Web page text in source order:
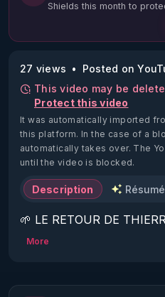
Shields this month to
27 views
Posted on
This video may be
Protect this video
It was automatically imported
this platform. In the case of a
automatically takes over. The
until the video is blocked.
Description Résumé
🌱 LE RETOUR DE
2022)!
https://www.rgnr.fr/
More